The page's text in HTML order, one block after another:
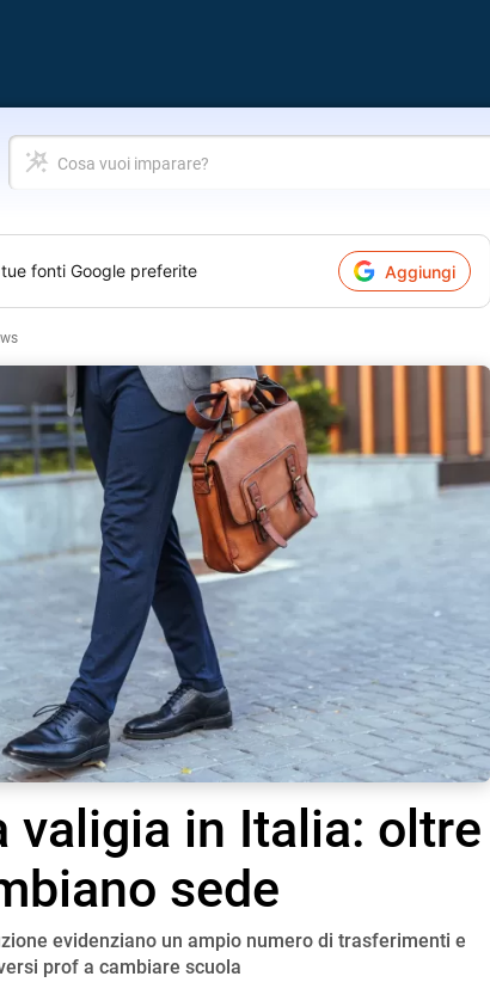
Cosa
vuoi
fonti Google preferite Aggiungi
valigia in Italia: oltre
sede
evidenziano un ampio numero di trasferimenti e
prof a cambiare scuola